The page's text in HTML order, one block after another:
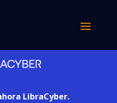
LibraCyber.